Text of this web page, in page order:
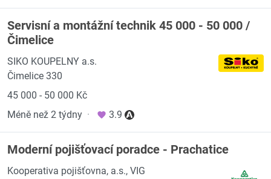
Servisní a montážní technik 45 000 - 50 000 /
Čimelice
SIKO KOUPELNY a.s.
Čimelice 330
45 000 - 50 000 Kč
Méně než 2 týdny · 3.9
Moderní pojišťovací poradce - Prachatice
Kooperativa pojišťovna, a.s., VIG